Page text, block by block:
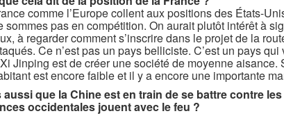
comme l’Europe collent aux positions des États-
sommes pas en compétition. On aurait plutôt intérêt à
à regarder comment s’inscrire dans le projet de la
Ce n’est pas un pays belliciste. C’est un pays qui
Jinping est de créer une société de moyenne aisance.
est encore faible et il y a encore une importante
aussi que la Chine est en train de se battre contre
occidentales jouent avec le feu ?